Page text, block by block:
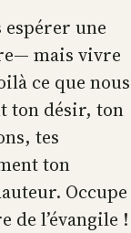
espérer une
mais vivre
ce que nous
ton désir, ton
tes
ton
Occupe
de l’évangile !